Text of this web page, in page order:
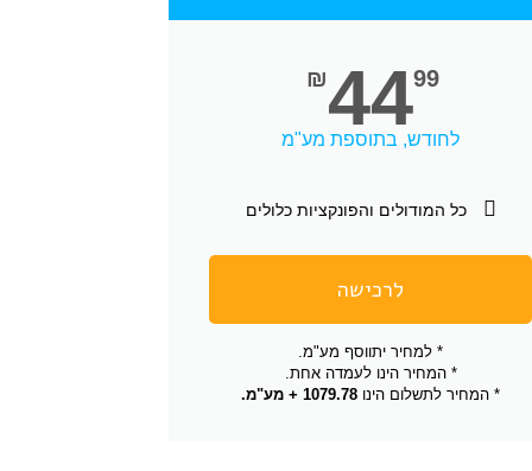
₪4499
לחודש, בתוספת מע"מ
כל המודולים והפונקציות כלולים
לרכישה
* למחיר יתווסף מע"מ.
* המחיר הינו לעמדה אחת.
* המחיר לתשלום הינו 1079.78 + מע"מ.